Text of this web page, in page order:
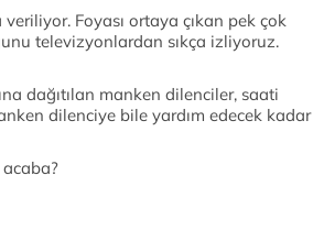
Foyası ortaya çıkan pek çok
televizyonlardan sıkça izliyoruz.
dağıtılan manken dilenciler, saati
dilenciye bile yardım edecek kadar